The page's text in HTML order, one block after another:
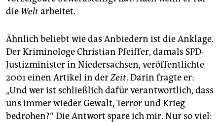
die Weltarbeitet.
Ähnlich beliebt wie das Anbiedern ist die Anklage.
Der Kriminologe Christian Pfeiffer, damals SPD-
Justizminister in Niedersachsen, veröffentlichte
2001 einen Artikel in derZeit. Darin fragte er:
„Und wer ist schließlich dafür verantwortlich, dass
uns immer wieder Gewalt, Terror und Krieg
bedrohen?“ Die Antwort spare ich mir. Nur so viel: